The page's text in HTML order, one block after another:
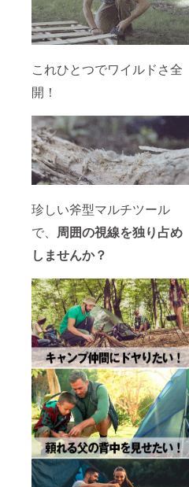
これひとつでワイルドさ全
開！
珍しい斧型マルチツール
で、 周囲の視線を独り占め
しませんか？